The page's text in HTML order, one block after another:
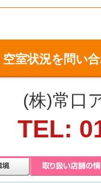
空室状況を問い
(株)常口
TEL: